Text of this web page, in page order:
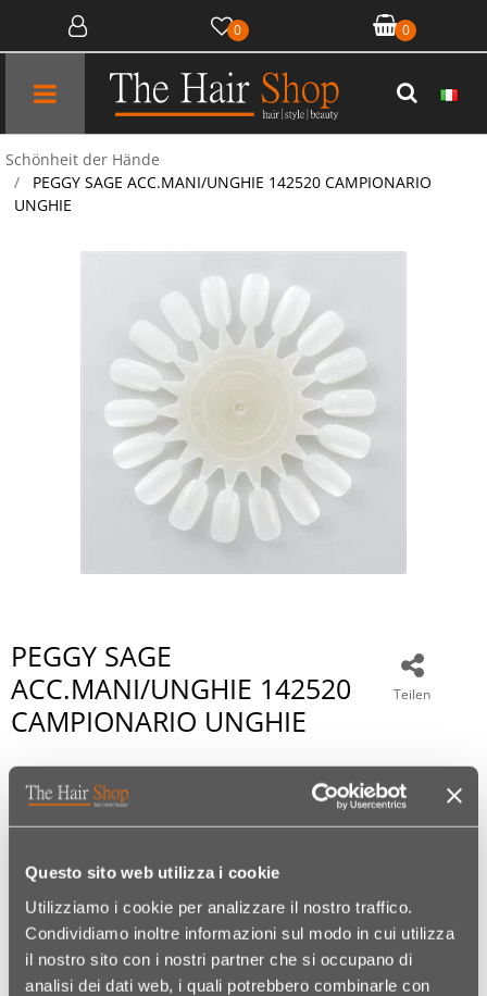
Questo sito web utilizza i cookie
Utilizziamo i cookie per analizzare il nostro traffico.
Condividiamo inoltre informazioni sul modo in cui utilizza
il nostro sito con i nostri partner che si occupano di
analisi dei dati web, i quali potrebbero combinarle con
0 0
Open menu
Schönheit der Hände
PEGGY SAGE ACC.MANI/UNGHIE 142520 CAMPIONARIO
UNGHIE
Teilen
PEGGY SAGE
ACC.MANI/UNGHIE 142520
CAMPIONARIO UNGHIE
€ 1,99
Kodex: 10690016036